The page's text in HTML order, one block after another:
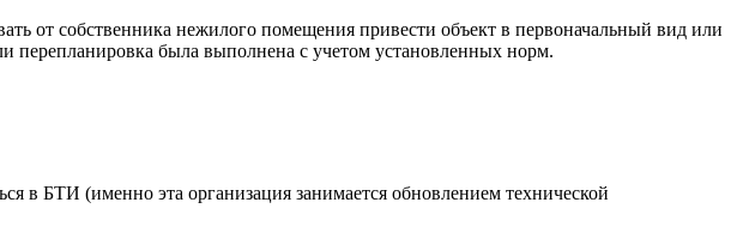
от собственника нежилого помещения привести объект в первоначальный вид или
перепланировка была выполнена с учетом установленных норм.
в БТИ (именно эта организация занимается обновлением технической